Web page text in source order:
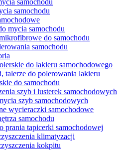
samochodu
samochodu
mycia samochodu
do samochodu
samochodu
do lakieru samochodowego
talerze do polerowania lakieru
do samochodu
szyb i lusterek samochodowych
szyb samochodowych
wycieraczki samochodowe
samochodu
prania tapicerki samochodowej
klimatyzacji
kokpitu